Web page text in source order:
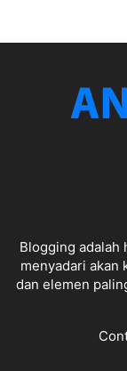
Blogging adalah
menyadari akan
dan elemen